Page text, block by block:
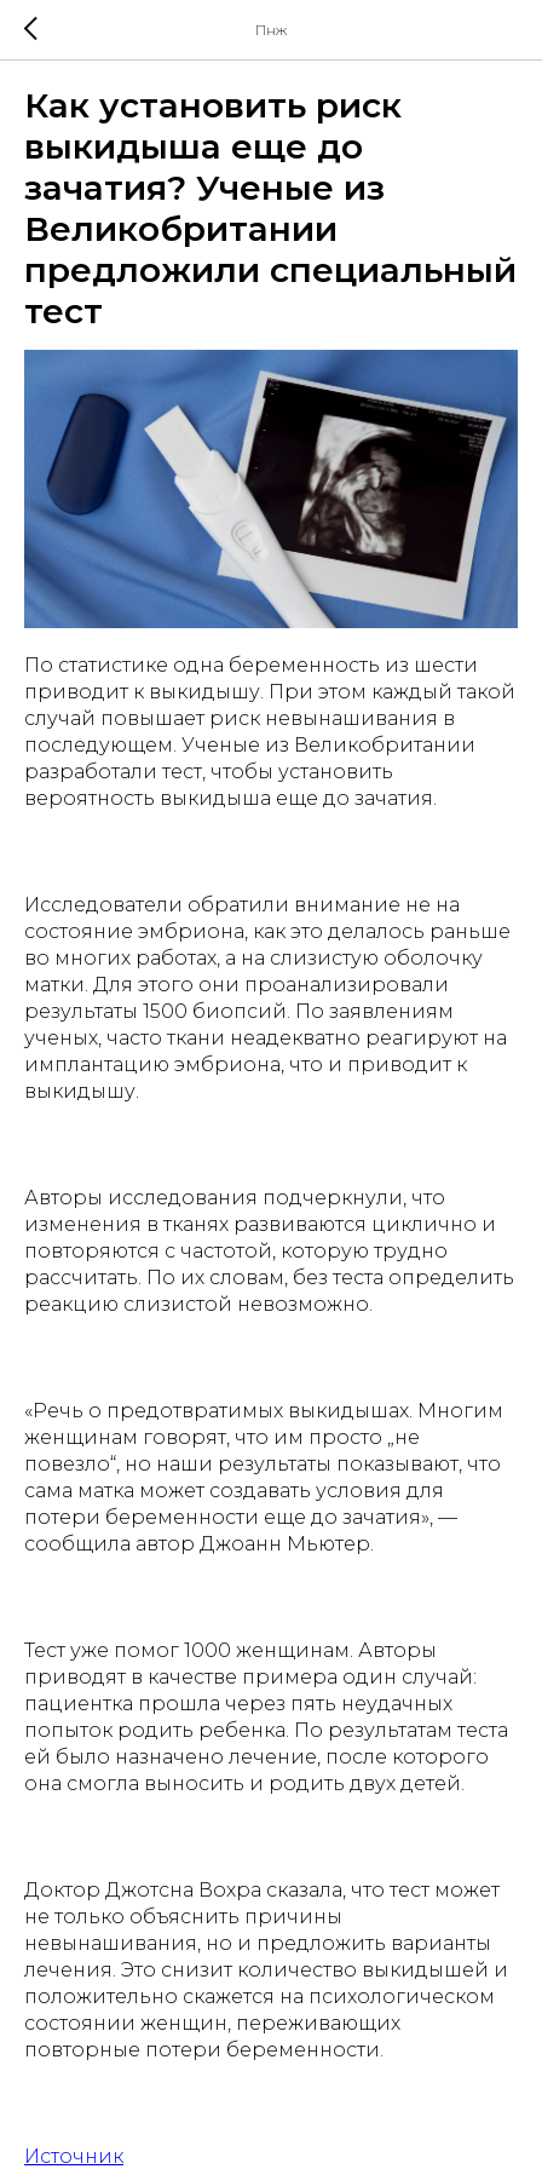
Пнж
Как установить риск
выкидыша еще до
зачатия? Ученые из
Великобритании
предложили специальный
тест
По статистике одна беременность из шести
приводит к выкидышу. При этом каждый такой
случай повышает риск невынашивания в
последующем. Ученые из Великобритании
разработали тест, чтобы установить
вероятность выкидыша еще до зачатия.
Исследователи обратили внимание не на
состояние эмбриона, как это делалось раньше
во многих работах, а на слизистую оболочку
матки. Для этого они проанализировали
результаты 1500 биопсий. По заявлениям
ученых, часто ткани неадекватно реагируют на
имплантацию эмбриона, что и приводит к
выкидышу.
Авторы исследования подчеркнули, что
изменения в тканях развиваются циклично и
повторяются с частотой, которую трудно
рассчитать. По их словам, без теста определить
реакцию слизистой невозможно.
«Речь о предотвратимых выкидышах. Многим
женщинам говорят, что им просто „не
повезло“, но наши результаты показывают, что
сама матка может создавать условия для
потери беременности еще до зачатия», —
сообщила автор Джоанн Мьютер.
Тест уже помог 1000 женщинам. Авторы
приводят в качестве примера один случай:
пациентка прошла через пять неудачных
попыток родить ребенка. По результатам теста
ей было назначено лечение, после которого
она смогла выносить и родить двух детей.
Доктор Джотсна Вохра сказала, что тест может
не только объяснить причины
невынашивания, но и предложить варианты
лечения. Это снизит количество выкидышей и
положительно скажется на психологическом
состоянии женщин, переживающих
повторные потери беременности.
Источник